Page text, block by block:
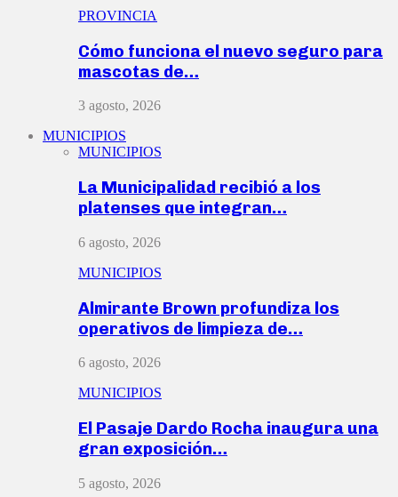
PROVINCIA
Cómo funciona el nuevo seguro para
mascotas de…
3 agosto, 2026
MUNICIPIOS
MUNICIPIOS
La Municipalidad recibió a los
platenses que integran…
6 agosto, 2026
MUNICIPIOS
Almirante Brown profundiza los
operativos de limpieza de…
6 agosto, 2026
MUNICIPIOS
El Pasaje Dardo Rocha inaugura una
gran exposición…
5 agosto, 2026